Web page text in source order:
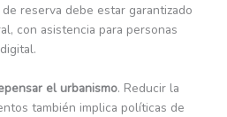
reserva debe estar garantizado
con asistencia para personas
el urbanismo. Reducir la
también implica políticas de